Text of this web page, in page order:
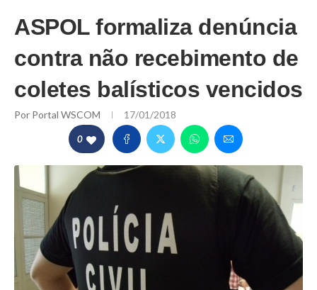
ASPOL formaliza denúncia
contra não recebimento de
coletes balísticos vencidos
Por Portal WSCOM 17/01/2018
0